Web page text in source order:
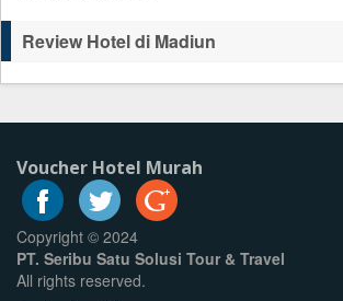
Review Hotel di Madiun
Voucher Hotel Murah
Copyright © 2024
PT. Seribu Satu Solusi Tour & Travel
All rights reserved.